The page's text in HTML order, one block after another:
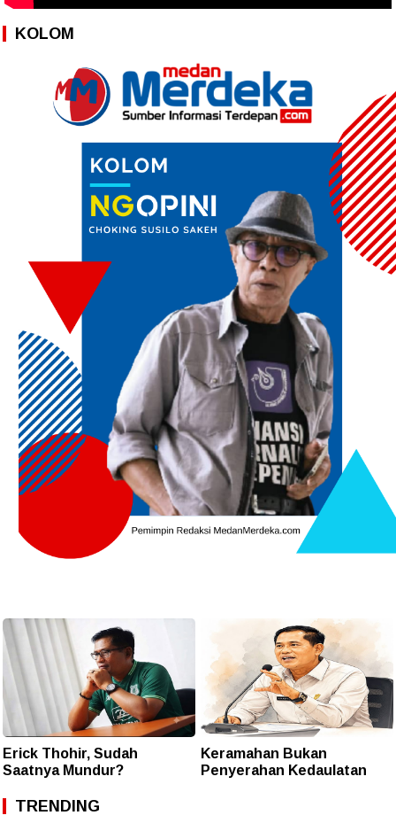
KOLOM
Erick Thohir, Sudah
Saatnya Mundur?
Keramahan Bukan
Penyerahan Kedaulatan
TRENDING